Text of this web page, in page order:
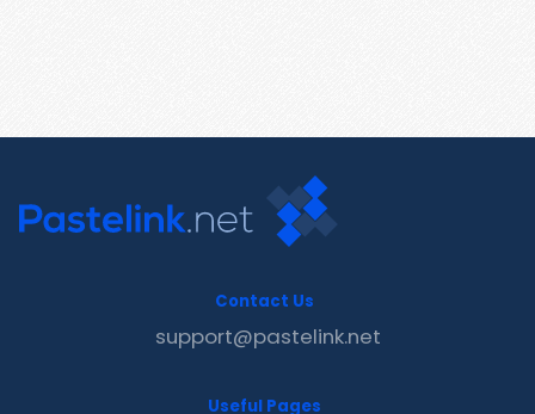
Contact Us
support@pastelink.net
Useful Pages